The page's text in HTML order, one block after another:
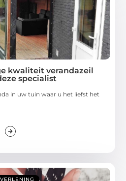
kwaliteit verandazeil
specialist
in uw tuin waar u het liefst het